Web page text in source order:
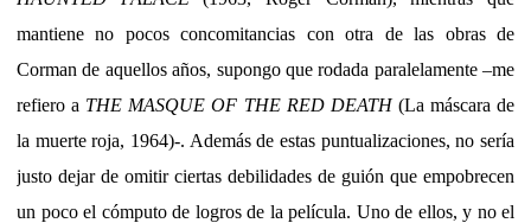
mantiene no pocos concomitancias con otra de las obras de
Corman de aquellos años, supongo que rodada paralelamente –me
refiero a THE MASQUE OF THE RED DEATH(La máscara de
la muerte roja, 1964)-. Además de estas puntualizaciones, no sería
justo dejar de omitir ciertas debilidades de guión que empobrecen
un poco el cómputo de logros de la película. Uno de ellos, y no el